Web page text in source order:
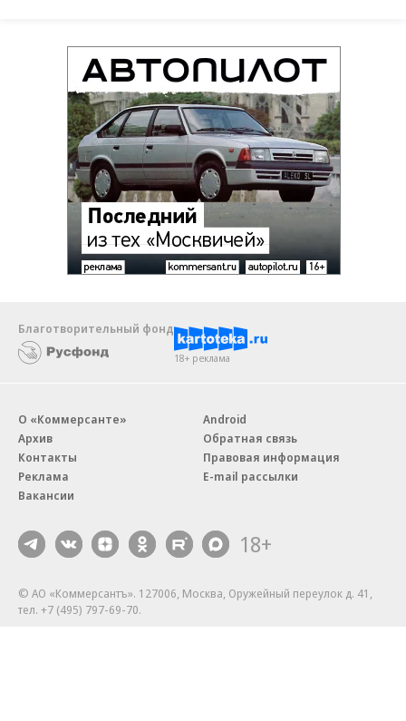
Благотворительный фонд
18+ реклама
О «Коммерсанте»
Архив
Контакты
Реклама
Вакансии
Android
Обратная связь
Правовая информация
E-mail рассылки
18+
© АО «Коммерсантъ». 127006, Москва, Оружейный переулок д. 41,
тел. +7 (495) 797-69-70.